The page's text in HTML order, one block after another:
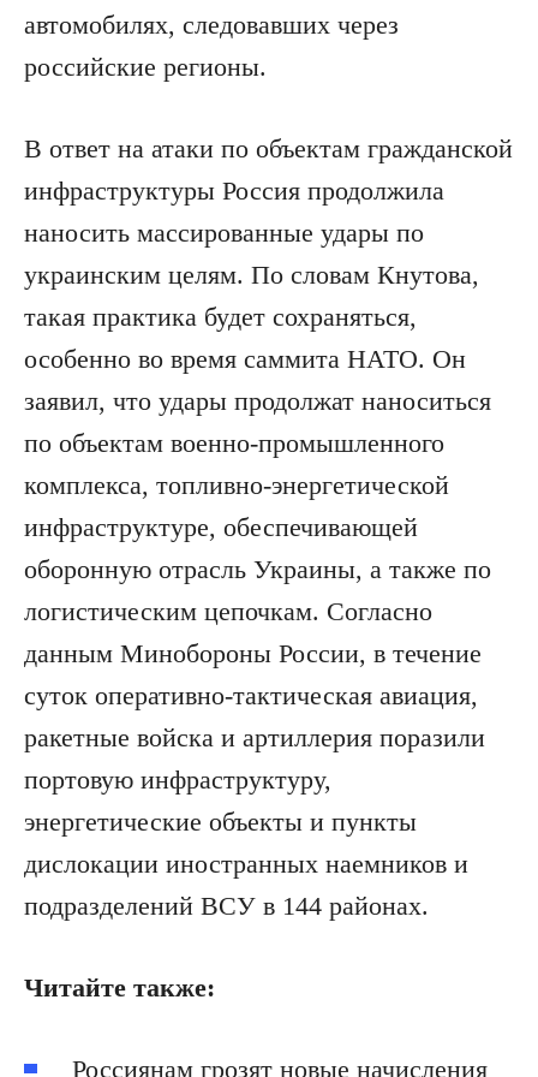
автомобилях, следовавших через
российские регионы.
В ответ на атаки по объектам гражданской
инфраструктуры Россия продолжила
наносить массированные удары по
украинским целям. По словам Кнутова,
такая практика будет сохраняться,
особенно во время саммита НАТО. Он
заявил, что удары продолжат наноситься
по объектам военно-промышленного
комплекса, топливно-энергетической
инфраструктуре, обеспечивающей
оборонную отрасль Украины, а также по
логистическим цепочкам. Согласно
данным Минобороны России, в течение
суток оперативно-тактическая авиация,
ракетные войска и артиллерия поразили
портовую инфраструктуру,
энергетические объекты и пункты
дислокации иностранных наемников и
подразделений ВСУ в 144 районах.
Читайте также:
Россиянам грозят новые начисления